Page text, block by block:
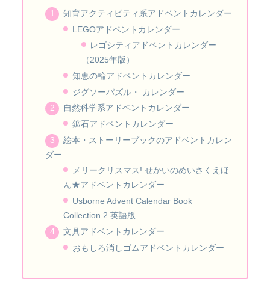
知育アクティビティ系アドベントカレンダー
LEGOアドベントカレンダー
レゴシティアドベントカレンダー
（2025年版）
知恵の輪アドベントカレンダー
ジグソーパズル・ カレンダー
自然科学系アドベントカレンダー
鉱石アドベントカレンダー
絵本・ストーリーブックのアドベントカレン
ダー
メリークリスマス! せかいのめいさくえほ
ん★アドベントカレンダー
Usborne Advent Calendar Book
Collection 2 英語版
文具アドベントカレンダー
おもしろ消しゴムアドベントカレンダー